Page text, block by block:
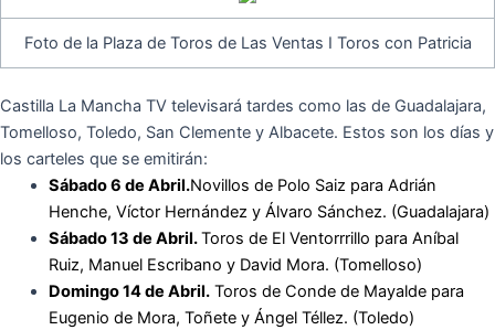
Foto de la Plaza de Toros de Las Ventas I Toros con Patricia
Castilla La Mancha TV televisará tardes como las de Guadalajara,
Tomelloso, Toledo, San Clemente y Albacete. Estos son los días y
los carteles que se emitirán:
Sábado 6 de Abril.Novillos de Polo Saiz para Adrián
Henche, Víctor Hernández y Álvaro Sánchez. (Guadalajara)
Sábado 13 de Abril.Toros de El Ventorrrillo para Aníbal
Ruiz, Manuel Escribano y David Mora. (Tomelloso)
Domingo 14 de Abril.Toros de Conde de Mayalde para
Eugenio de Mora, Toñete y Ángel Téllez. (Toledo)